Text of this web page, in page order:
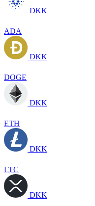
DKK
ADA
DKK
DOGE
DKK
ETH
DKK
LTC
DKK